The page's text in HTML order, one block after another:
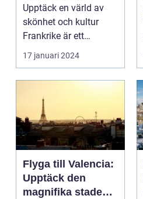
Upptäck en värld av
skönhet och kultur
Frankrike är ett
fantastiskt land som
17 januari 2024
Flyga till Valencia:
Upptäck den
magnifika staden